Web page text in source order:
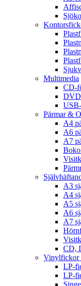
Multimedia
CD-
Pärmar &
A4
A6
A7
A3
A4
A5
A6
A7
CD,
Vinylfickor
LP-
LP-